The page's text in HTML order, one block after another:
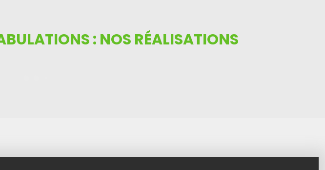
: NOS RÉALISATIONS